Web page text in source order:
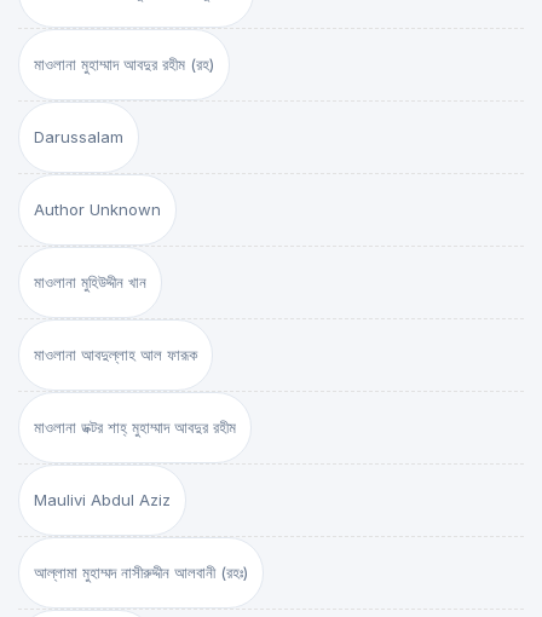
মাওলানা মুহাম্মাদ আবদুর রহীম (রহ)
Darussalam
Author Unknown
মাওলানা মুহিউদ্দীন খান
মাওলানা আবদুল্লাহ আল ফারূক
মাওলানা ডক্টর শাহ্‌ মুহাম্মাদ আবদুর রহীম
Maulivi Abdul Aziz
আল্লামা মুহাম্মদ নাসীরুদ্দীন আলবানী (রহঃ)